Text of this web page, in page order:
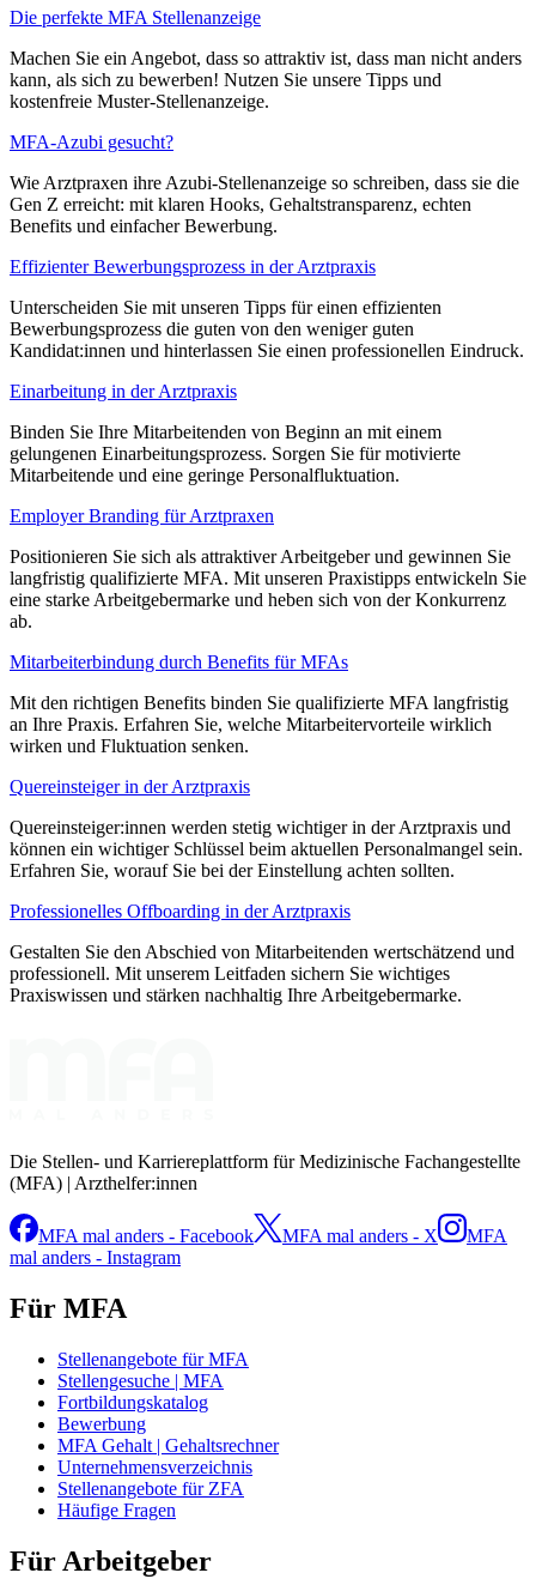
Die perfekte MFA Stellenanzeige
Machen Sie ein Angebot, dass so attraktiv ist, dass man nicht anders
kann, als sich zu bewerben! Nutzen Sie unsere Tipps und
kostenfreie Muster-Stellenanzeige.
MFA-Azubi gesucht?
Wie Arztpraxen ihre Azubi-Stellenanzeige so schreiben, dass sie die
Gen Z erreicht: mit klaren Hooks, Gehaltstransparenz, echten
Benefits und einfacher Bewerbung.
Effizienter Bewerbungsprozess in der Arztpraxis
Unterscheiden Sie mit unseren Tipps für einen effizienten
Bewerbungsprozess die guten von den weniger guten
Kandidat:innen und hinterlassen Sie einen professionellen Eindruck.
Einarbeitung in der Arztpraxis
Binden Sie Ihre Mitarbeitenden von Beginn an mit einem
gelungenen Einarbeitungsprozess. Sorgen Sie für motivierte
Mitarbeitende und eine geringe Personalfluktuation.
Employer Branding für Arztpraxen
Positionieren Sie sich als attraktiver Arbeitgeber und gewinnen Sie
langfristig qualifizierte MFA. Mit unseren Praxistipps entwickeln Sie
eine starke Arbeitgebermarke und heben sich von der Konkurrenz
ab.
Mitarbeiterbindung durch Benefits für MFAs
Mit den richtigen Benefits binden Sie qualifizierte MFA langfristig
an Ihre Praxis. Erfahren Sie, welche Mitarbeitervorteile wirklich
wirken und Fluktuation senken.
Quereinsteiger in der Arztpraxis
Quereinsteiger:innen werden stetig wichtiger in der Arztpraxis und
können ein wichtiger Schlüssel beim aktuellen Personalmangel sein.
Erfahren Sie, worauf Sie bei der Einstellung achten sollten.
Professionelles Offboarding in der Arztpraxis
Gestalten Sie den Abschied von Mitarbeitenden wertschätzend und
professionell. Mit unserem Leitfaden sichern Sie wichtiges
Praxiswissen und stärken nachhaltig Ihre Arbeitgebermarke.
Die Stellen- und Karriereplattform für Medizinische Fachangestellte
(MFA) | Arzthelfer:innen
MFA mal anders - Facebook MFA mal anders - X
MFA
mal anders - Instagram
Für MFA
Stellenangebote für MFA
Stellengesuche | MFA
Fortbildungskatalog
Bewerbung
MFA Gehalt | Gehaltsrechner
Unternehmensverzeichnis
Stellenangebote für ZFA
Häufige Fragen
Für Arbeitgeber